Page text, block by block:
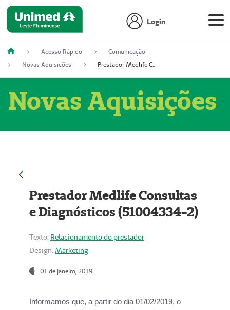
Login
Acesso Rápido
Comunicação
Novas Aquisições
Prestador Medlife Consultas e Diagnósticos (51004334-2)
Novas Aquisições
Prestador Medlife Consultas
e Diagnósticos (51004334-2)
Texto: Relacionamento do prestador
Design: Marketing
01 de janeiro, 2019
Informamos que, a partir do dia 01/02/2019, o